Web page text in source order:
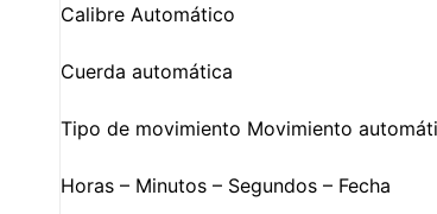
Calibre Automático
Cuerda automática
Tipo de movimiento Movimiento
Horas – Minutos – Segundos – Fecha